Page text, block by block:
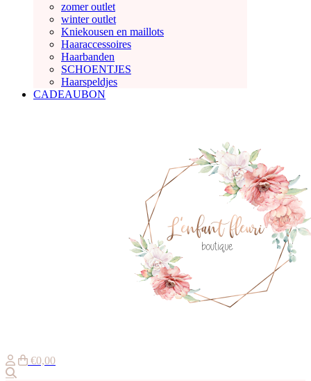
zomer outlet
winter outlet
Kniekousen en maillots
Haaraccessoires
Haarbanden
SCHOENTJES
Haarspeldjes
CADEAUBON
€0,00